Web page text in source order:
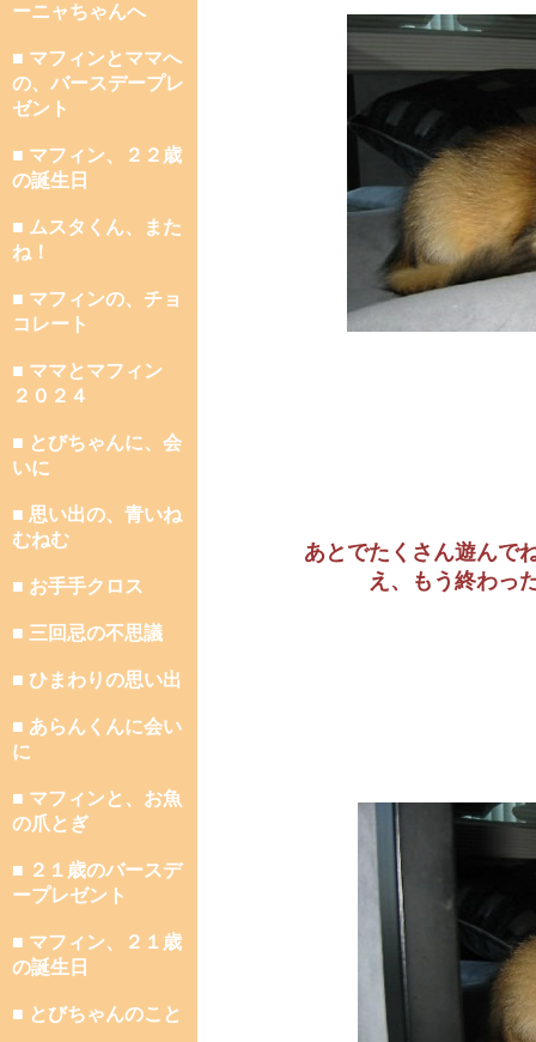
ーニャちゃんへ
■ マフィンとママへ
の、バースデープレ
ゼント
■ マフィン、２２歳
の誕生日
■ ムスタくん、また
ね！
■ マフィンの、チョ
コレート
■ ママとマフィン
２０２４
■ とびちゃんに、会
いに
■ 思い出の、青いね
むねむ
■ お手手クロス
■ 三回忌の不思議
■ ひまわりの思い出
■ あらんくんに会い
に
■ マフィンと、お魚
の爪とぎ
■ ２１歳のバースデ
ープレゼント
■ マフィン、２１歳
の誕生日
■ とびちゃんのこと
あとでたくさん遊んで
え、もう終わっ